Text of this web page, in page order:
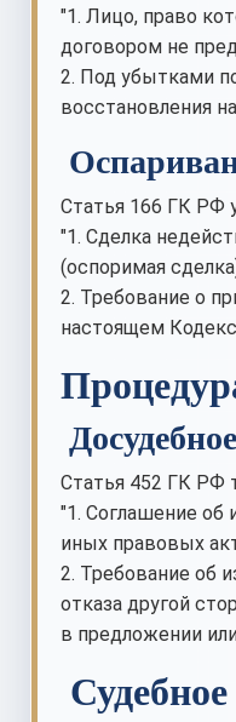
"1. Лицо, право
договором не
2. Под убытками
восстановления
Статья 166 ГК РФ
"1. Сделка
(оспоримая
2. Требование о
настоящем
Статья 452 ГК РФ
"1. Соглашение об
иных правовых
2. Требование об
отказа другой
в предложении